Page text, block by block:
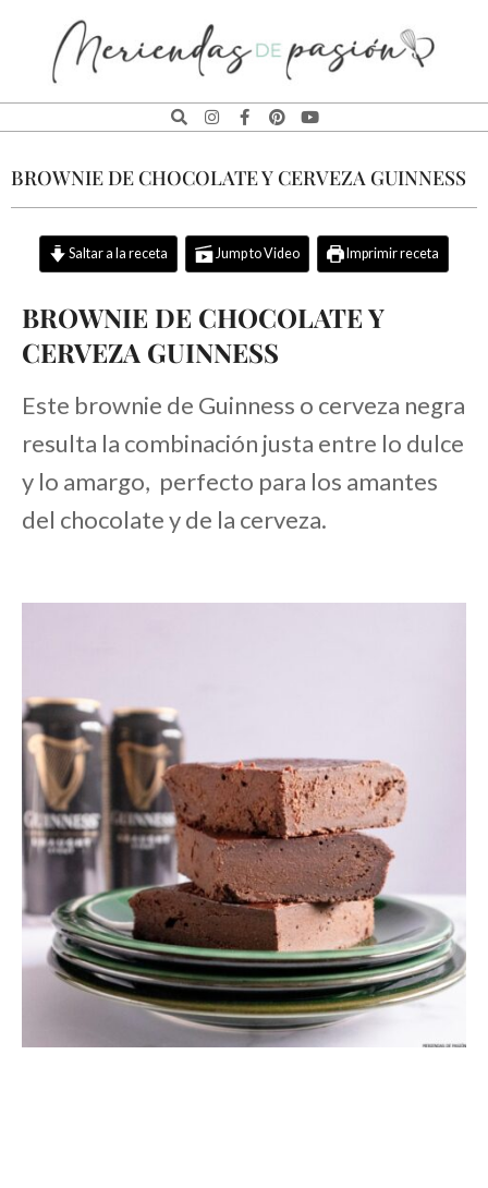
MERIENDAS
DE
PASIÓN
BROWNIE DE CHOCOLATE Y CERVEZA GUINNESS
Saltar a la receta Jump to Video Imprimir receta
BROWNIE DE CHOCOLATE Y
CERVEZA GUINNESS
Este brownie de Guinness o cerveza negra
resulta la combinación justa entre lo dulce
y lo amargo, perfecto para los amantes
del chocolate y de la cerveza.